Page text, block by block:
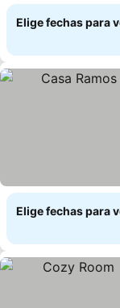
Elige fechas para
Elige fechas para